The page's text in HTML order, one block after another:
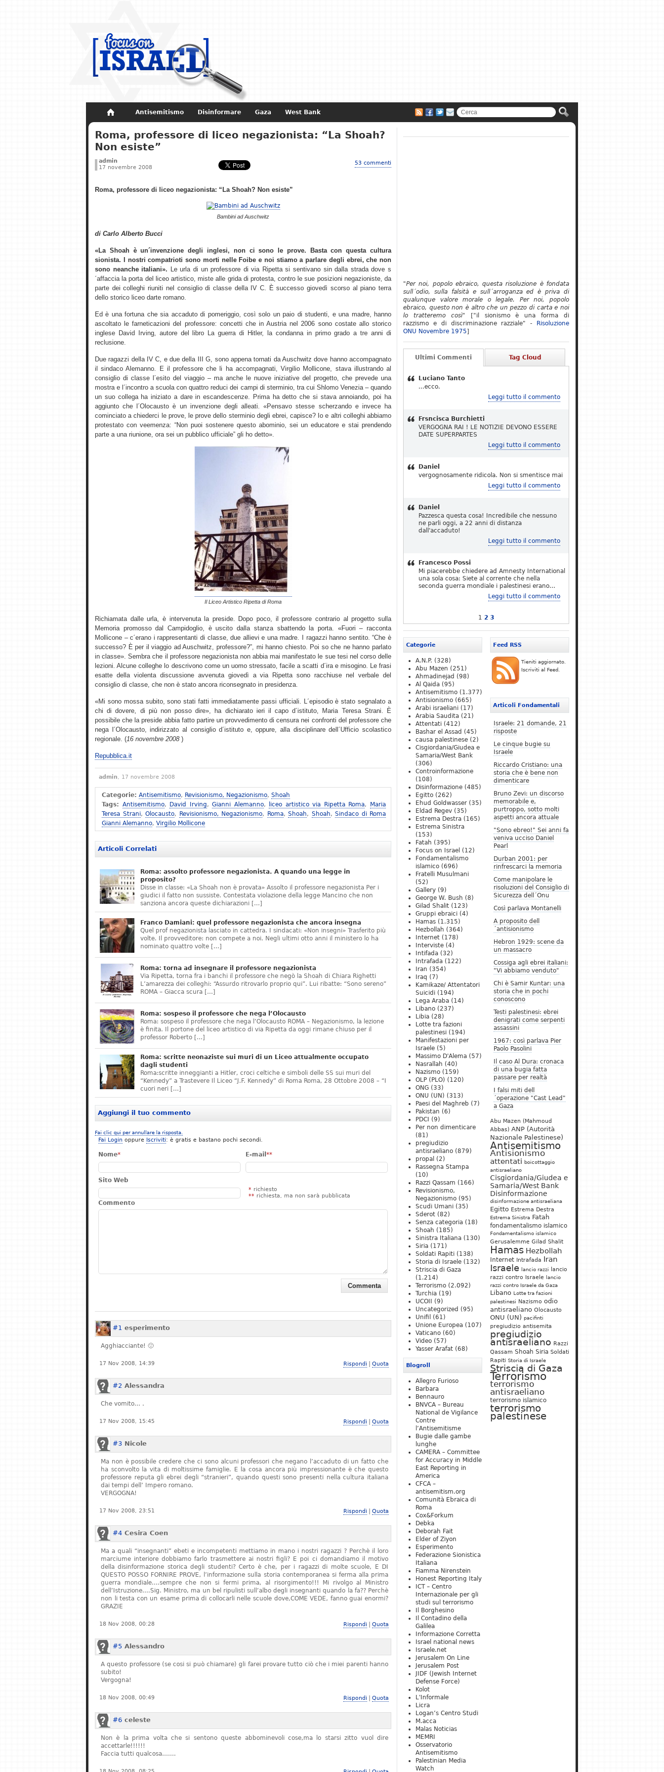
Antisemitismo Disinformare Gaza West Bank
Non dimenticare Storia di Israele
Roma, professore di liceo negazionista: “La Shoah?
Non esiste”
admin
17 novembre 2008
53 commenti
Roma, professore di liceo negazionista: “La Shoah? Non esiste”
Bambini ad Auschwitz
di Carlo Alberto Bucci
«La Shoah è un´invenzione degli inglesi, non ci sono le prove. Basta con questa cultura
sionista. I nostri compatrioti sono morti nelle Foibe e noi stiamo a parlare degli ebrei, che non
sono neanche italiani». Le urla di un professore di via Ripetta si sentivano sin dalla strada dove s
´affaccia la porta del liceo artistico, miste alle grida di protesta, contro le sue posizioni negazioniste, da
parte dei colleghi riuniti nel consiglio di classe della IV C. È successo giovedì scorso al piano terra
dello storico liceo darte romano.
Ed è una fortuna che sia accaduto di pomeriggio, così solo un paio di studenti, e una madre, hanno
ascoltato le farneticazioni del professore: concetti che in Austria nel 2006 sono costate allo storico
inglese David Irving, autore del libro La guerra di Hitler, la condanna in primo grado a tre anni di
reclusione.
Due ragazzi della IV C, e due della III G, sono appena tornati da Auschwitz dove hanno accompagnato
il sindaco Alemanno. E il professore che li ha accompagnati, Virgilio Mollicone, stava illustrando al
consiglio di classe l´esito del viaggio – ma anche le nuove iniziative del progetto, che prevede una
mostra e l´incontro a scuola con quattro reduci dei campi di sterminio, tra cui Shlomo Venezia – quando
un suo collega ha iniziato a dare in escandescenze. Prima ha detto che si stava annoiando, poi ha
aggiunto che l´Olocausto è un invenzione degli alleati. «Pensavo stesse scherzando e invece ha
cominciato a chiederci le prove, le prove dello sterminio degli ebrei, capisce? Io e altri colleghi abbiamo
protestato con veemenza: “Non puoi sostenere questo abominio, sei un educatore e stai prendendo
parte a una riunione, ora sei un pubblico ufficiale” gli ho detto».
Il Liceo Artistico Ripetta di Roma
Richiamata dalle urla, è intervenuta la preside. Dopo poco, il professore contrario al progetto sulla
Memoria promosso dal Campidoglio, è uscito dalla stanza sbattendo la porta. «Fuori – racconta
Mollicone – c´erano i rappresentanti di classe, due allievi e una madre. I ragazzi hanno sentito. “Che è
successo? È per il viaggio ad Auschwitz, professore?”, mi hanno chiesto. Poi so che ne hanno parlato
in classe». Sembra che il professore negazionista non abbia mai manifestato le sue tesi nel corso delle
lezioni. Alcune colleghe lo descrivono come un uomo stressato, facile a scatti d´ira e misogino. Le frasi
esatte della violenta discussione avvenuta giovedì a via Ripetta sono racchiuse nel verbale del
consiglio di classe, che non è stato ancora riconsegnato in presidenza.
«Mi sono mossa subito, sono stati fatti immediatamente passi ufficiali. L´episodio è stato segnalato a
chi di dovere, di più non posso dire», ha dichiarato ieri il capo d´istituto, Maria Teresa Strani. È
possibile che la preside abbia fatto partire un provvedimento di censura nei confronti del professore che
nega l´Olocausto, indirizzato al consiglio d´istituto e, oppure, alla disciplinare dell´Ufficio scolastico
regionale. (16 novembre 2008 )
Repubblica.it
admin, 17 novembre 2008
Categorie: Antisemitismo, Revisionismo, Negazionismo, Shoah
Tags: Antisemitismo, David Irving,Gianni Alemanno, liceo artistico via Ripetta Roma,
Maria
Teresa Strani, Olocausto, Revisionismo, Negazionismo, Roma, Shoah, Shoah, Sindaco di Roma
Gianni Alemanno, Virgilio Mollicone
Articoli Correlati
Roma: assolto professore negazionista. A quando una legge in
proposito?
Disse in classe: «La Shoah non è provata» Assolto il professore negazionista Per i
giudici il fatto non sussiste. Contestata violazione della legge Mancino che non
sanziona ancora queste dichiarazioni […]
Franco Damiani: quel professore negazionista che ancora insegna
Quel prof negazionista lasciato in cattedra. I sindacati: «Non insegni» Trasferito più
volte. Il provveditore: non compete a noi. Negli ultimi otto anni il ministero lo ha
nominato quattro volte […]
Roma: torna ad insegnare il professore negazionista
Via Ripetta, torna fra i banchi il professore che negò la Shoah di Chiara Righetti
L’amarezza dei colleghi: “Assurdo ritrovarlo proprio qui”. Lui ribatte: “Sono sereno”
ROMA – Giacca scura […]
Roma: sospeso il professore che nega l’Olocausto
Roma: sospeso il professore che nega l’Olocausto ROMA – Negazionismo, la lezione
è finita. Il portone del liceo artistico di via Ripetta da oggi rimane chiuso per il
professor Roberto […]
Roma: scritte neonaziste sui muri di un Liceo attualmente occupato
dagli studenti
Roma:scritte inneggianti a Hitler, croci celtiche e simboli delle SS sui muri del
“Kennedy” a Trastevere Il Liceo “J.F. Kennedy” di Roma Roma, 28 Ottobre 2008 – “I
cuori neri […]
Aggiungi il tuo commento
Fai clic qui per annullare la risposta.
Fai Login oppure Iscriviti: è gratis e bastano pochi secondi.
Nome* E-mail **
Sito Web
* richiesto
** richiesta, ma non sarà pubblicata
Commento
#1 esperimento
Agghiacciante! 🙁
17 Nov 2008, 14:39 Rispondi Quota
#2 Alessandra
Che vomito… .
17 Nov 2008, 15:45 Rispondi Quota
#3 Nicole
Ma non è possibile credere che ci sono alcuni professori che negano l’accaduto di un fatto che
ha sconvolto la vita di moltissime famiglie. E la cosa ancora più impressionante è che questo
professore reputa gli ebrei degli “stranieri”, quando questi sono presenti nella cultura italiana
dai tempi dell’ Impero romano.
VERGOGNA!
17 Nov 2008, 23:51 Rispondi Quota
#4 Cesira Coen
Ma a quali “insegnanti” ebeti e incompetenti mettiamo in mano i nostri ragazzi ? Perchè il loro
marciume interiore dobbiamo farlo trasmettere ai nostri figli? E poi ci domandiamo il motivo
della disinformazione storica degli studenti? Certo è che, per i ragazzi di molte scuole, E DI
QUESTO POSSO FORNIRE PROVE, l’informazione sulla storia contemporanea si ferma alla prima
guerra mondiale….sempre che non si fermi prima, al risorgimento!!! Mi rivolgo al Ministro
dell’Istruzione….Sig. Ministro, ma un bel ripulisti sull’albo degli insegnanti quando la fa?? Perchè
non li testa con un esame prima di collocarli nelle scuole dove,COME VEDE, fanno guai enormi?
GRAZIE
18 Nov 2008, 00:28 Rispondi Quota
#5 Alessandro
A questo professore (se cosi si può chiamare) gli farei provare tutto ciò che i miei parenti hanno
subito!
Vergogna!
18 Nov 2008, 00:49 Rispondi Quota
#6 celeste
Non è la prima volta che si sentono queste abbominevoli cose,ma lo starsi zitto vuol dire
accettarle!!!!!!
Faccia tutti qualcosa…….
"Per noi, popolo ebraico, questa risoluzione è fondata
sull´odio, sulla falsità e sull´arroganza ed è priva di
qualunque valore morale o legale. Per noi, popolo
ebraico, questo non è altro che un pezzo di carta e noi
lo tratteremo così" ["il sionismo è una forma di
razzismo e di discriminazione razziale" -
Risoluzione
ONU Novembre 1975]
Ultimi Commenti Tag Cloud
Luciano Tanto
...ecco.
Leggi tutto il commento
Frsncisca Burchietti
VERGOGNA RAI ! LE NOTIZIE DEVONO ESSERE
DATE SUPERPARTES
Leggi tutto il commento
Daniel
vergognosamente ridicola. Non si smentisce mai
Leggi tutto il commento
Daniel
Pazzesca questa cosa! Incredibile che nessuno
ne parli oggi, a 22 anni di distanza
dall'accaduto!
Leggi tutto il commento
Francesco Possi
Mi piacerebbe chiedere ad Amnesty International
una sola cosa: Siete al corrente che nella
seconda guerra mondiale i palestinesi erano…
Leggi tutto il commento
1 2 3
Feed RSS
Tieniti aggiornato.
Iscriviti al Feed.
Articoli Fondamentali
Israele: 21 domande, 21
risposte
Le cinque bugie su
Israele
Riccardo Cristiano: una
storia che è bene non
dimenticare
Bruno Zevi: un discorso
memorabile e,
purtroppo, sotto molti
aspetti ancora attuale
"Sono ebreo!" Sei anni fa
veniva ucciso Daniel
Pearl
Durban 2001: per
rinfrescarci la memoria
Come manipolare le
risoluzioni del Consiglio di
Sicurezza dell´Onu
Così parlava Montanelli
A proposito dell
´antisionismo
Hebron 1929: scene da
un massacro
Cossiga agli ebrei italiani:
"Vi abbiamo venduto"
Chi è Samir Kuntar: una
storia che in pochi
conoscono
Testi palestinesi: ebrei
denigrati come serpenti
assassini
1967: così parlava Pier
Paolo Pasolini
Il caso Al Dura: cronaca
di una bugia fatta
passare per realtà
I falsi miti dell
´operazione "Cast Lead"
a Gaza
Abu Mazen (Mahmoud
Abbas) ANP (Autorità
Nazionale Palestinese)
Antisemitismo
Antisionismo
attentati boicottaggio
antisraeliano
Cisgiordania/Giudea e
Samaria/West Bank
Disinformazione
disinformazione antisraeliana
Egitto Estrema Destra
Estrema Sinistra Fatah
fondamentalismo islamico
Fondamentalismo islamico
Gerusalemme Gilad Shalit
Hamas Hezbollah
Internet Intrafada Iran
Israele lancio razzi
lancio
razzi contro Israele lancio
razzi contro Israele da Gaza
Libano Lotte tra fazioni
palestinesi Nazismo odio
antisraeliano Olocausto
ONU (UN) pacifinti
pregiudizio antisemita
pregiudizio
antisraeliano Razzi
Qassam Shoah Siria Soldati
Rapiti Storia di Israele
Striscia di Gaza
Terrorismo
terrorismo
antisraeliano
terrorismo islamico
terrorismo
palestinese
Categorie
A.N.P. (328)
Abu Mazen (251)
Ahmadinejad (98)
Al Qaida (95)
Antisemitismo (1.377)
Antisionismo (665)
Arabi israeliani (17)
Arabia Saudita (21)
Attentati (412)
Bashar el Assad (45)
causa palestinese (2)
Cisgiordania/Giudea e
Samaria/West Bank
(306)
Controinformazione
(108)
Disinformazione (485)
Egitto (262)
Ehud Goldwasser (35)
Eldad Regev (35)
Estrema Destra (165)
Estrema Sinistra
(153)
Fatah (395)
Focus on Israel (12)
Fondamentalismo
islamico (696)
Fratelli Musulmani
(52)
Gallery (9)
George W. Bush (8)
Gilad Shalit (123)
Gruppi ebraici (4)
Hamas (1.315)
Hezbollah (364)
Internet (178)
Interviste (4)
Intifada (32)
Intrafada (122)
Iran (354)
Iraq (7)
Kamikaze/ Attentatori
Suicidi (194)
Lega Araba (14)
Libano (237)
Libia (28)
Lotte tra fazioni
palestinesi (194)
Manifestazioni per
Israele (5)
Massimo D'Alema (57)
Nasrallah (40)
Nazismo (159)
OLP (PLO) (120)
ONG (33)
ONU (UN) (313)
Paesi del Maghreb (7)
Pakistan (6)
PDCI
(9)
Per non dimenticare
(81)
pregiudizio
antisraeliano (879)
propal (2)
Rassegna Stampa
(10)
Razzi Qassam (166)
Revisionismo,
Negazionismo (95)
Scudi Umani (35)
Sderot (82)
Senza categoria (18)
Shoah (185)
Sinistra Italiana (130)
Siria (171)
Soldati Rapiti (138)
Storia di Israele (132)
Striscia di Gaza
(1.214)
Terrorismo (2.092)
Turchia (19)
UCOII
(9)
Uncategorized (95)
Unifil
(61)
Unione Europea (107)
Vaticano (60)
Video (57)
Yasser Arafat (68)
Blogroll
Allegro Furioso
Barbara
Bennauro
BNVCA – Bureau
National de Vigilance
Contre
l’Antisemitisme
Bugie dalle gambe
lunghe
CAMERA – Committee
for Accuracy in Middle
East Reporting in
America
CFCA –
antisemitism.org
Comunità Ebraica di
Roma
Cox&Forkum
Debka
Deborah Fait
Elder of Ziyon
Esperimento
Federazione Sionistica
Italiana
Fiamma Nirenstein
Honest Reporting Italy
ICT – Centro
Internazionale per gli
studi sul terrorismo
Il Borghesino
Il Contadino della
Galilea
Informazione Corretta
Israel national news
Israele.net
Jerusalem On Line
Jerusalem Post
JIDF (Jewish Internet
Defense Force)
Kolot
L'Informale
Licra
Logan’s Centro Studi
M.acca
Malas Noticias
MEMRI
Osservatorio
Antisemitismo
Palestinian Media
Watch